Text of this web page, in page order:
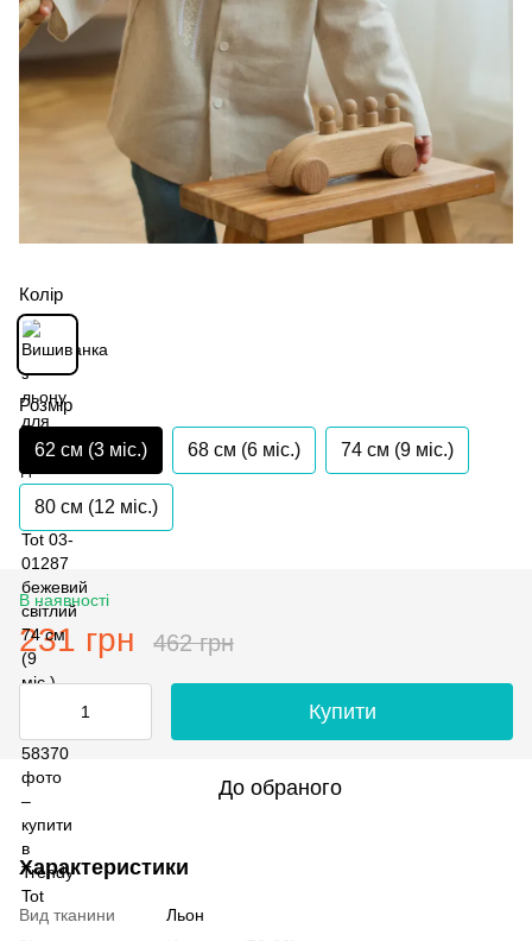
Колір
Розмір
62 см (3 мiс.) 68 см (6 мiс.) 74 см (9 мiс.)
80 см (12 мiс.)
В наявності
231 грн 462 грн
Купити
До обраного
Характеристики
Вид тканини
Льон